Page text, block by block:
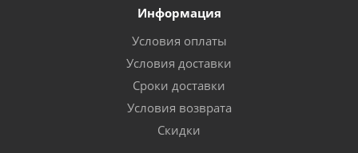
Информация
Условия оплаты
Условия доставки
Сроки доставки
Условия возврата
Скидки